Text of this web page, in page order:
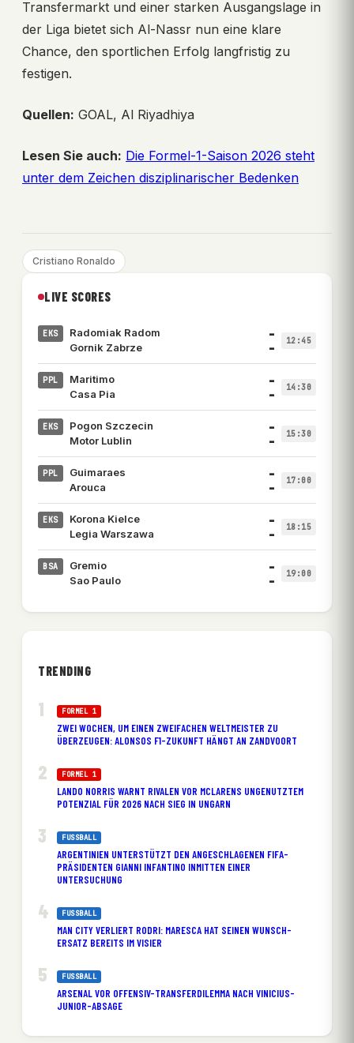
Transfermarkt und einer starken Ausgangslage in
der Liga bietet sich Al-Nassr nun eine klare
Chance, den sportlichen Erfolg langfristig zu
festigen.
Quellen: GOAL, Al Riyadhiya
Lesen Sie auch: Die Formel-1-Saison 2026 steht
unter dem Zeichen disziplinarischer Bedenken
Cristiano Ronaldo
LIVE SCORES
EKS
Radomiak Radom
Gornik Zabrze
–
–
12:45
PPL
Maritimo
Casa Pia
–
–
14:30
EKS
Pogon Szczecin
Motor Lublin
–
–
15:30
PPL
Guimaraes
Arouca
–
–
17:00
EKS
Korona Kielce
Legia Warszawa
–
–
18:15
BSA
Gremio
Sao Paulo
–
–
19:00
TRENDING
FORMEL 1
ZWEI WOCHEN, UM EINEN ZWEIFACHEN WELTMEISTER ZU
ÜBERZEUGEN: ALONSOS F1-ZUKUNFT HÄNGT AN ZANDVOORT
FORMEL 1
LANDO NORRIS WARNT RIVALEN VOR MCLARENS UNGENUTZTEM
POTENZIAL FÜR 2026 NACH SIEG IN UNGARN
FUSSBALL
ARGENTINIEN UNTERSTÜTZT DEN ANGESCHLAGENEN FIFA-
PRÄSIDENTEN GIANNI INFANTINO INMITTEN EINER
UNTERSUCHUNG
FUSSBALL
MAN CITY VERLIERT RODRI: MARESCA HAT SEINEN WUNSCH-
ERSATZ BEREITS IM VISIER
FUSSBALL
ARSENAL VOR OFFENSIV-TRANSFERDILEMMA NACH VINICIUS-
JUNIOR-ABSAGE